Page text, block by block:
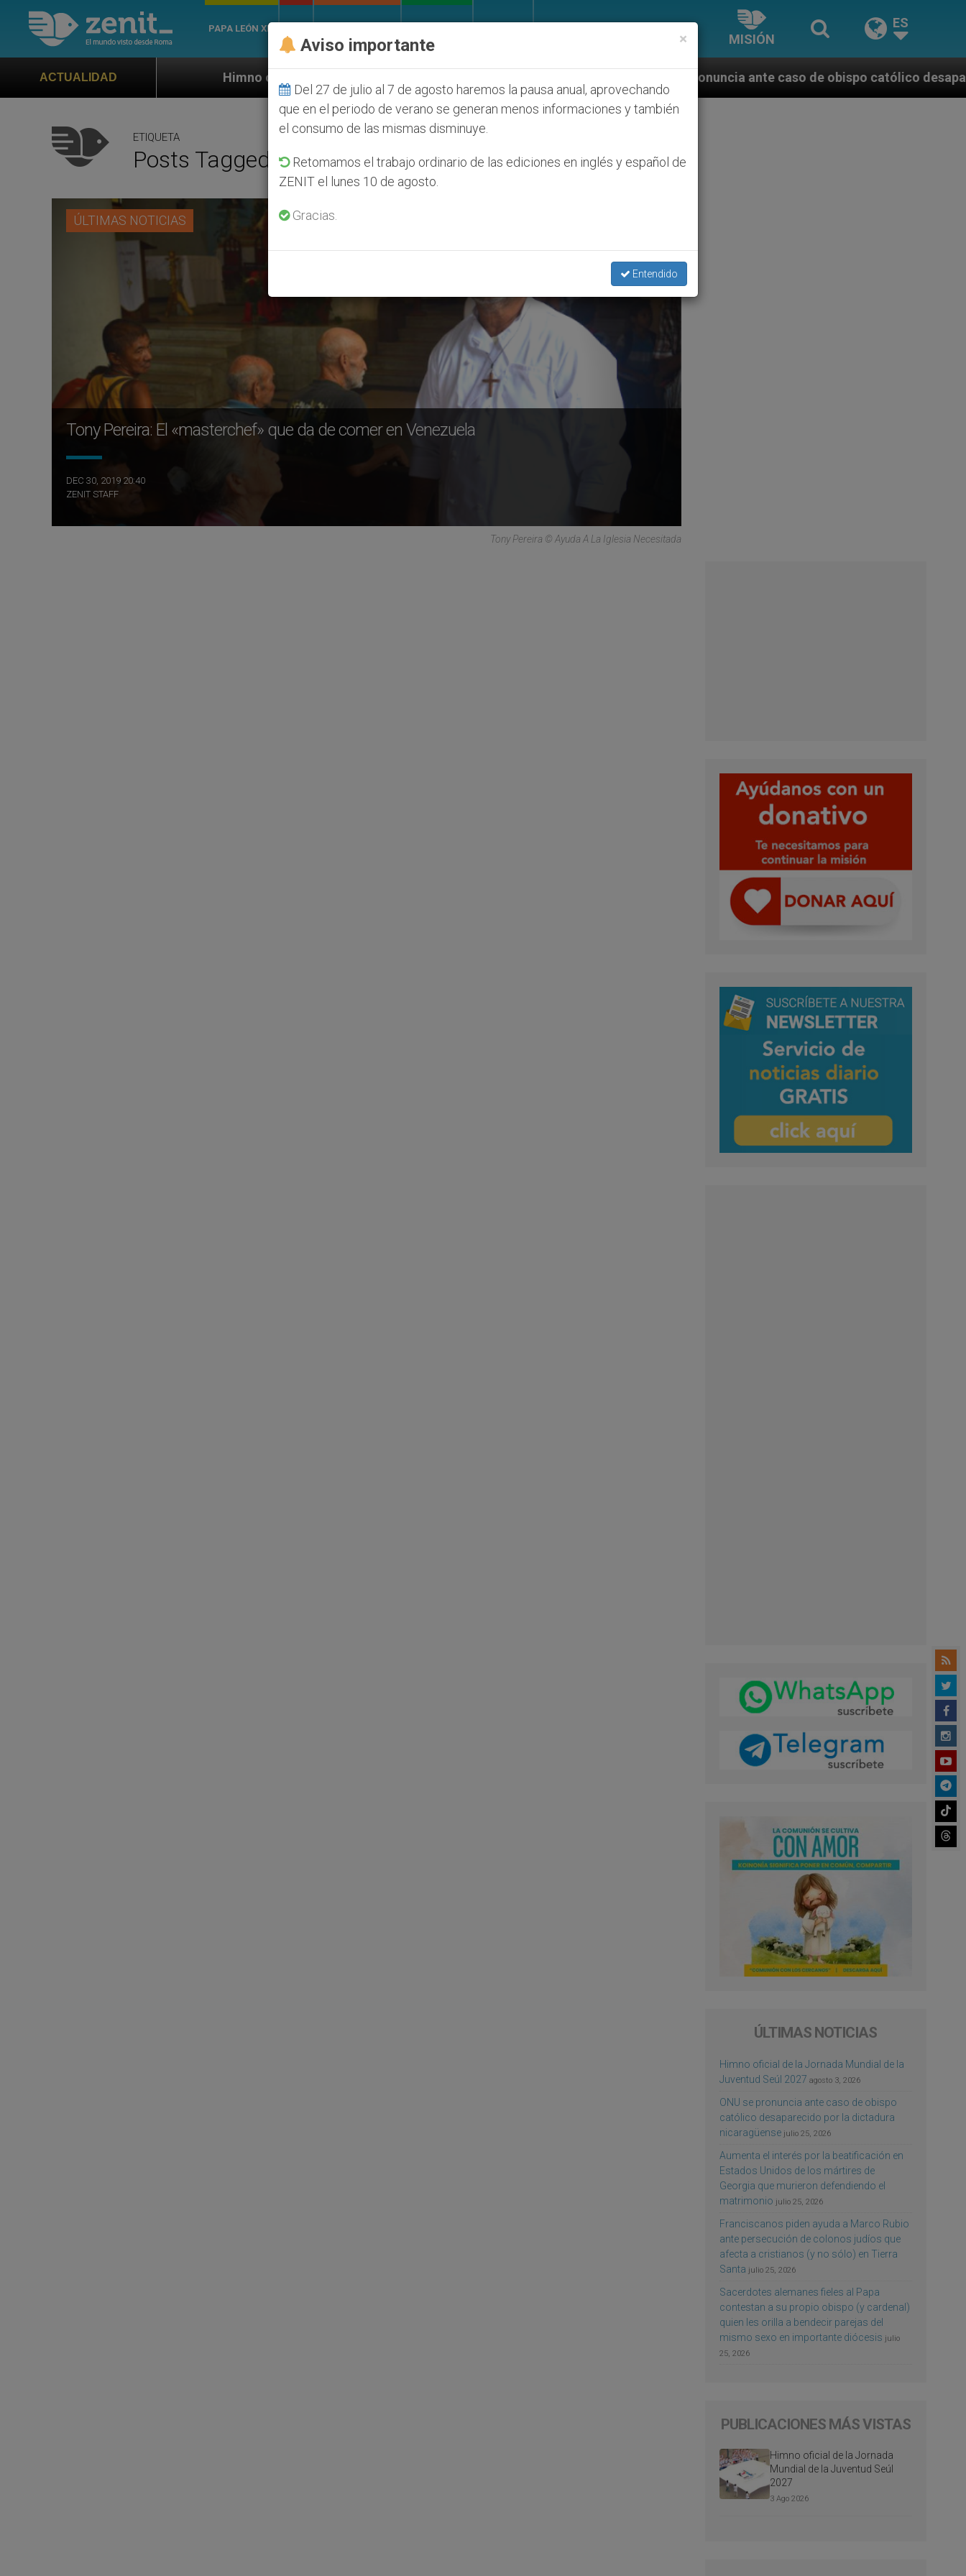
PAPA LEÓN XIV
MISIÓN
ES
ACTUALIDADHimno oficial de la Jornada Mundial de la Juventud Seúl 2027 ONU se pronuncia ante caso de obispo católico desaparecido por la
ETIQUETA
Posts Tagged ‘pollos’
ÚLTIMAS NOTICIAS
Tony Pereira: El «masterchef» que da de comer en Venezuela
DEC 30, 2019 20:40
ZENIT STAFF
Tony Pereira © Ayuda A La Iglesia Necesitada
ÚLTIMAS NOTICIAS
Himno oficial de la Jornada Mundial de la
Juventud Seúl 2027 agosto 3, 2026
ONU se pronuncia ante caso de obispo
católico desaparecido por la dictadura
nicaragüense julio 25, 2026
Aumenta el interés por la beatificación en
Estados Unidos de los mártires de
Georgia que murieron defendiendo el
matrimonio julio 25, 2026
Franciscanos piden ayuda a Marco Rubio
ante persecución de colonos judíos que
afecta a cristianos (y no sólo) en Tierra
Santa julio 25, 2026
Sacerdotes alemanes fieles al Papa
contestan a su propio obispo (y cardenal)
quien les orilla a bendecir parejas del
mismo sexo en importante diócesis julio
25, 2026
PUBLICACIONES MÁS VISTAS
Himno oficial de la Jornada
Mundial de la Juventud Seúl
2027
3 Ago 2026
×
Aviso importante
Del 27 de julio al 7 de agosto haremos la pausa anual, aprovechando
que en el periodo de verano se generan menos informaciones y también
el consumo de las mismas disminuye.
Retomamos el trabajo ordinario de las ediciones en inglés y español de
ZENIT el lunes 10 de agosto.
Gracias.
Entendido